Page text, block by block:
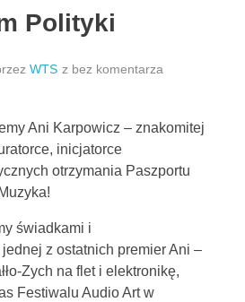
Polityki
WTS z bez komentarza
Ani Karpowicz – znakomitej
inicjatorce
otrzymania Paszportu
świadkami i
z ostatnich premier Ani –
Zych na flet i elektronikę,
Festiwalu Audio Art w